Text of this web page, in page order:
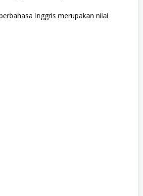
Inggris merupakan nilai